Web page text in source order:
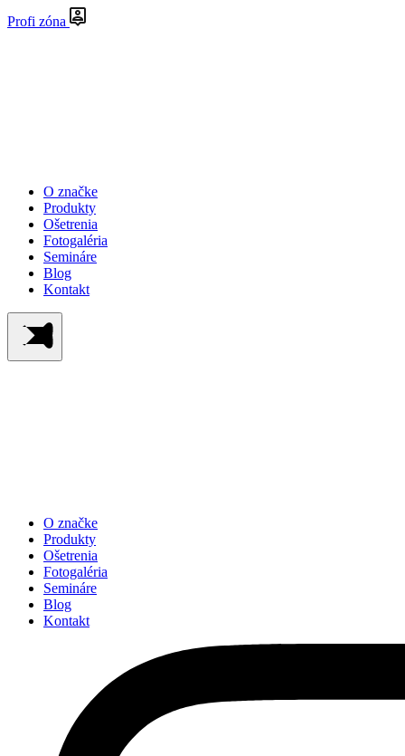
Profi zóna
O značke
Produkty
Ošetrenia
Fotogaléria
Semináre
Blog
Kontakt
O značke
Produkty
Ošetrenia
Fotogaléria
Semináre
Blog
Kontakt